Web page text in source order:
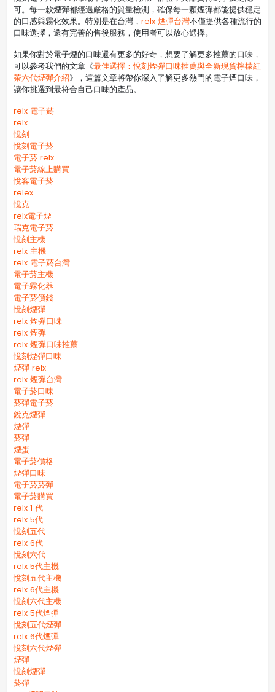
可。每一款煙彈都經過嚴格的質量檢測，確保每一顆煙彈都能提供穩定
的口感與霧化效果。特別是在台灣， relx 煙彈台灣不僅提供各種流行的
口味選擇，還有完善的售後服務，使用者可以放心選擇。
如果你對於電子煙的口味還有更多的好奇，想要了解更多推薦的口味，
可以參考我們的文章《最佳選擇：悅刻煙彈口味推薦與全新現貨檸檬紅
茶六代煙彈介紹》，這篇文章將帶你深入了解更多熱門的電子煙口味，
讓你挑選到最符合自己口味的產品。
relx 電子菸
relx
悅刻
悅刻電子菸
電子菸 relx
電子菸線上購買
悅客電子菸
relex
悅克
relx電子煙
瑞克電子菸
悅刻主機
relx 主機
relx 電子菸台灣
電子菸主機
電子霧化器
電子菸價錢
悅刻煙彈
relx 煙彈口味
relx 煙彈
relx 煙彈口味推薦
悅刻煙彈口味
煙彈 relx
relx 煙彈台灣
電子菸口味
菸彈電子菸
銳克煙彈
煙彈
菸彈
煙蛋
電子菸價格
煙彈口味
電子菸菸彈
電子菸購買
relx 1 代
relx 5代
悅刻五代
relx 6代
悅刻六代
relx 5代主機
悅刻五代主機
relx 6代主機
悅刻六代主機
relx 5代煙彈
悅刻五代煙彈
relx 6代煙彈
悅刻六代煙彈
煙彈
悅刻煙彈
菸彈